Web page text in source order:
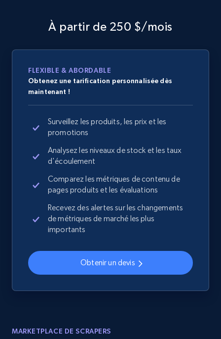
À partir de 250 $/mois
FLEXIBLE & ABORDABLE
Obtenez une tarification personnalisée dès
maintenant !
Surveillez les produits, les prix et les
promotions
Analysez les niveaux de stock et les taux
d'écoulement
Comparez les métriques de contenu de
pages produits et les évaluations
Recevez des alertes sur les changements
de métriques de marché les plus
importants
Obtenir un devis
MARKETPLACE DE SCRAPERS